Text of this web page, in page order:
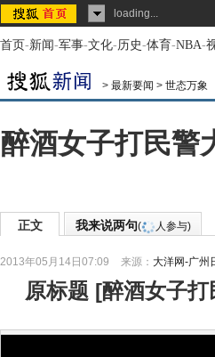
loading...
首页-新闻-军事-文化-历史-体育-NBA-
> 最新要闻 > 世态万象
醉酒女子打民警
正文 我来说两句( 人参与)
2013年05月14日07:09 来源： 大洋网-广州
原标题 [醉酒女子打